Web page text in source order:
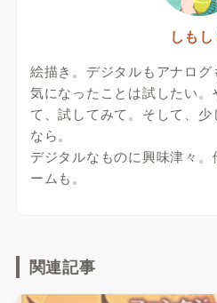
しもし
絵描き。デジタルもアナログ
気になったことは試したい
て、試してみて。そして、
なら。
デジタルなものに興味津々
ームも。
関連記事